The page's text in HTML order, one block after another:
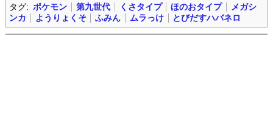
タグ: ポケモン 第九世代 くさタイプ ほのおタイプ
メガシ
ンカ
ようりょくそ ふみん ムラっけ とびだすハバネロ